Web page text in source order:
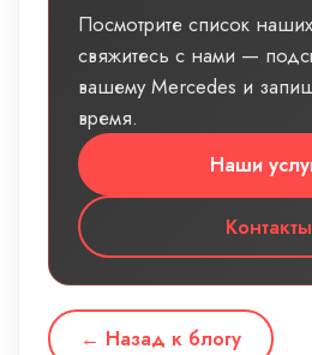
Посмотрите список
свяжитесь с нами —
вашему Mercedes и
время.
Наши
Контакты
← Назад к блогу